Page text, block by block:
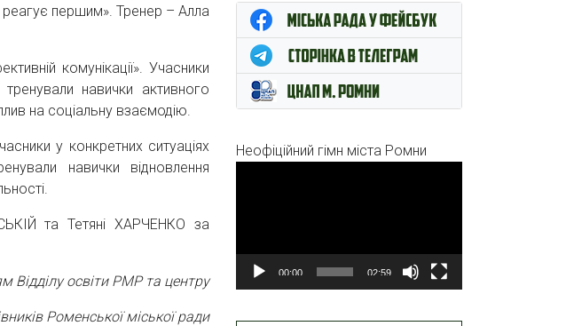
реагує першим». Тренер – Алла
комунікації». Учасники
навички активного
на соціальну взаємодію.
у конкретних ситуаціях
навички відновлення
та Тетяні ХАРЧЕНКО за
Відділу освіти РМР та центру
Роменської міської ради
Неофіційний гімн міста Ромни
00:00 02:59